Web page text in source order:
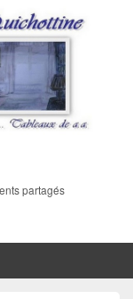
partagés